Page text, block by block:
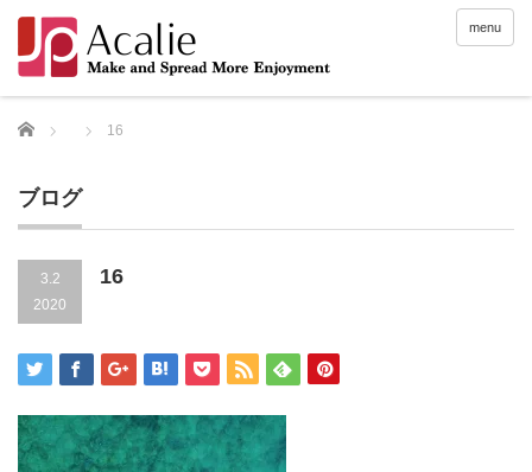
menu
Home 16
ブログ
3.2
2020
16